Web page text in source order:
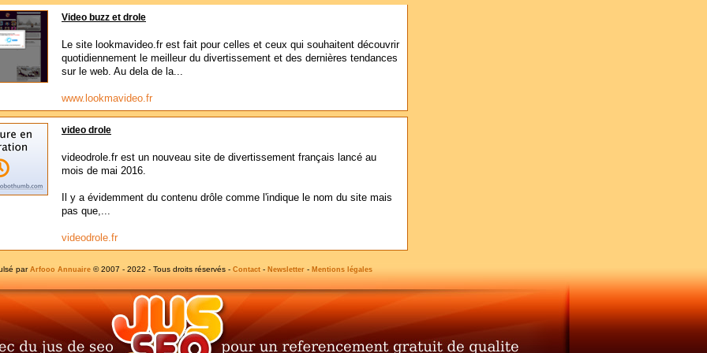
Video buzz et drole
Le site lookmavideo.fr est fait pour celles et ceux qui souhaitent découvrir
quotidiennement le meilleur du divertissement et des dernières tendances
sur le web. Au dela de la...
www.lookmavideo.fr
video drole
videodrole.fr est un nouveau site de divertissement français lancé au
mois de mai 2016.
Il y a évidemment du contenu drôle comme l'indique le nom du site mais
pas que,...
videodrole.fr
par Arfooo Annuaire © 2007 - 2022 - Tous droits réservés - Contact - Newsletter - Mentions légales